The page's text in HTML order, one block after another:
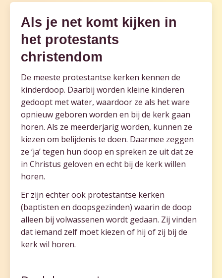
Als je net komt kijken in
het protestants
christendom
De meeste protestantse kerken kennen de
kinderdoop. Daarbij worden kleine kinderen
gedoopt met water, waardoor ze als het ware
opnieuw geboren worden en bij de kerk gaan
horen. Als ze meerderjarig worden, kunnen ze
kiezen om belijdenis te doen. Daarmee zeggen
ze ‘ja’ tegen hun doop en spreken ze uit dat ze
in Christus geloven en echt bij de kerk willen
horen.
Er zijn echter ook protestantse kerken
(baptisten en doopsgezinden) waarin de doop
alleen bij volwassenen wordt gedaan. Zij vinden
dat iemand zelf moet kiezen of hij of zij bij de
kerk wil horen.